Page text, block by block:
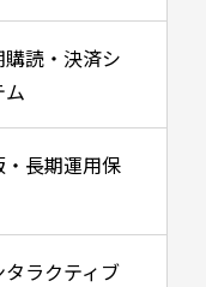
購読・決済シ
ム
・長期運用保
タラクティブ